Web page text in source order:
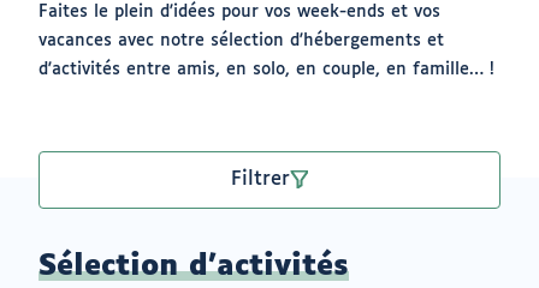
Faites le plein d'idées pour vos week-ends et vos
vacances avec notre sélection d'hébergements et
d'activités entre amis, en solo, en couple, en famille… !
Filtrer
Sélection d'activités